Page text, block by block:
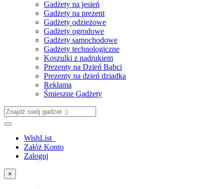
Gadżety na jesień
Gadżety na prezent
Gadżety odzieżowe
Gadżety ogrodowe
Gadżety samochodowe
Gadżety technologiczne
Koszulki z nadrukiem
Prezenty na Dzień Babci
Prezenty na dzień dziadka
Reklama
Śmieszne Gadżety
WishList
Załóż Konto
Zaloguj
×